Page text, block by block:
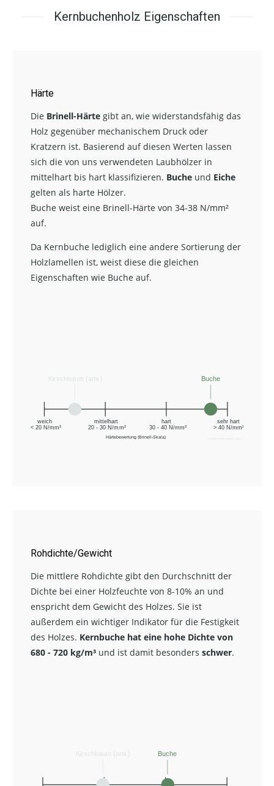
Kernbuchenholz Eigenschaften
Härte
Die Brinell-Härte gibt an, wie widerstandsfähig das
Holz gegenüber mechanischem Druck oder
Kratzern ist. Basierend auf diesen Werten lassen
sich die von uns verwendeten Laubhölzer in
mittelhart bis hart klassifizieren. Buche und Eiche
gelten als harte Hölzer.
Buche weist eine Brinell-Härte von 34-38 N/mm²
auf.
Da Kernbuche lediglich eine andere Sortierung der
Holzlamellen ist, weist diese die gleichen
Eigenschaften wie Buche auf.
Rohdichte/Gewicht
Die mittlere Rohdichte gibt den Durchschnitt der
Dichte bei einer Holzfeuchte von 8-10% an und
enspricht dem Gewicht des Holzes. Sie ist
außerdem ein wichtiger Indikator für die Festigkeit
des Holzes. Kernbuche hat eine hohe Dichte von
680 - 720 kg/m³ und ist damit besonders schwer.